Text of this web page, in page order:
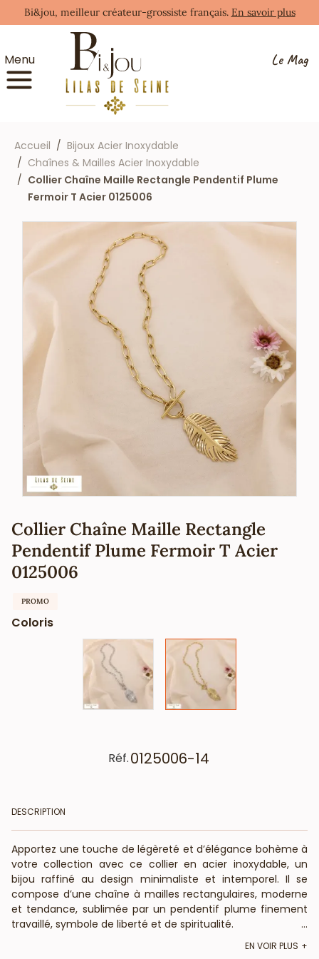
Bi&jou, meilleur créateur-grossiste français. En savoir plus
Menu Le Mag
Accueil
Bijoux Acier Inoxydable
Chaînes & Mailles Acier Inoxydable
Collier Chaîne Maille Rectangle Pendentif Plume
Fermoir T Acier 0125006
Collier Chaîne Maille Rectangle
Pendentif Plume Fermoir T Acier
0125006
PROMO
Coloris
Réf.0125006-14
DESCRIPTION
Apportez une touche de légèreté et d’élégance bohème à
votre collection avec ce collier en acier inoxydable, un
bijou raffiné au design minimaliste et intemporel. Il se
compose d’une chaîne à mailles rectangulaires, moderne
et tendance, sublimée par un pendentif plume finement
travaillé, symbole de liberté et de spiritualité.
Fabriqué en acier inoxydable haute qualité, ce collier est
...
EN VOIR PLUS